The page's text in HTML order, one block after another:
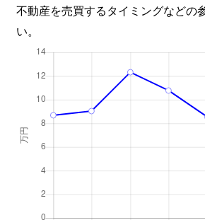
不動産を売買するタイミングなどの
い。